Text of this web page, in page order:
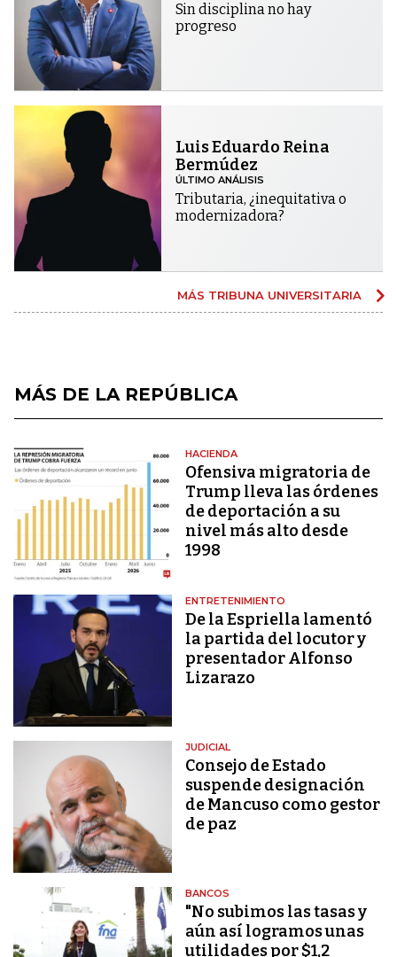
Sin disciplina no hay
progreso
Luis Eduardo Reina
Bermúdez
ÚLTIMO ANÁLISIS
Tributaria, ¿inequitativa o
modernizadora?
MÁS TRIBUNA UNIVERSITARIA
MÁS DE LA REPÚBLICA
HACIENDA
Ofensiva migratoria de
Trump lleva las órdenes
de deportación a su
nivel más alto desde
1998
ENTRETENIMIENTO
De la Espriella lamentó
la partida del locutor y
presentador Alfonso
Lizarazo
JUDICIAL
Consejo de Estado
suspende designación
de Mancuso como gestor
de paz
BANCOS
"No subimos las tasas y
aún así logramos unas
utilidades por $1,2